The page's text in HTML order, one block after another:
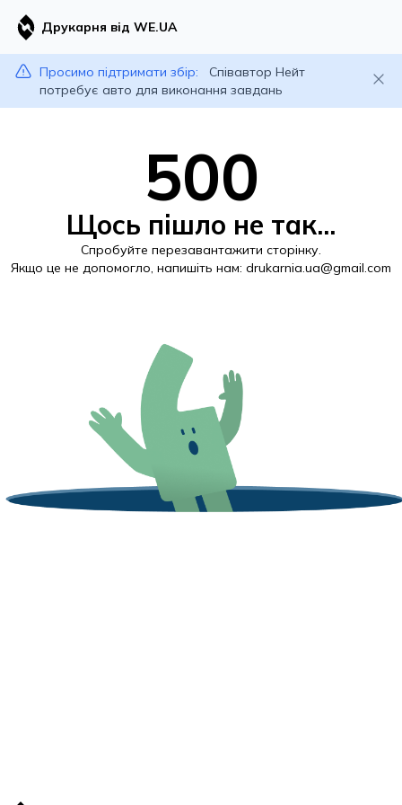
Друкарня від WE.UA
Просимо підтримати збір:
Співавтор Нейт
потребує авто для виконання завдань
500
Щось пішло не так...
Спробуйте перезавантажити сторінку.
Якщо це не допомогло, напишіть нам: drukarnia.ua@gmail.com